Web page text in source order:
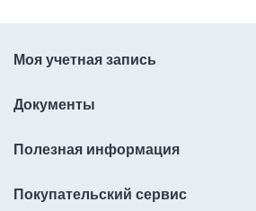
Моя учетная запись
Документы
Полезная информация
Покупательский сервис